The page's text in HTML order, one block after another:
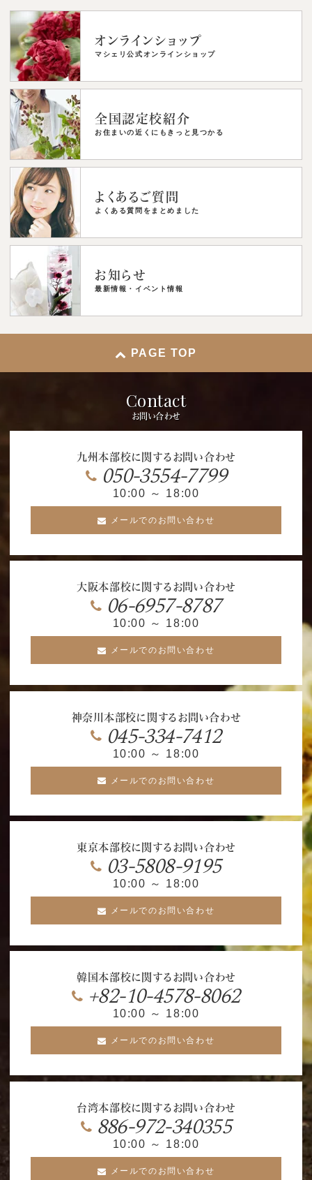
オンラインショップ
マシェリ公式オンラインショップ
全国認定校紹介
お住まいの近くにもきっと見つかる
よくあるご質問
よくある質問をまとめました
お知らせ
最新情報・イベント情報
PAGE TOP
Contact
お問い合わせ
九州本部校に関するお問い合わせ
050-3554-7799
10:00 ～ 18:00
メールでのお問い合わせ
大阪本部校に関するお問い合わせ
06-6957-8787
10:00 ～ 18:00
メールでのお問い合わせ
神奈川本部校に関するお問い合わせ
045-334-7412
10:00 ～ 18:00
メールでのお問い合わせ
東京本部校に関するお問い合わせ
03-5808-9195
10:00 ～ 18:00
メールでのお問い合わせ
韓国本部校に関するお問い合わせ
+82-10-4578-8062
10:00 ～ 18:00
メールでのお問い合わせ
台湾本部校に関するお問い合わせ
886-972-340355
10:00 ～ 18:00
メールでのお問い合わせ